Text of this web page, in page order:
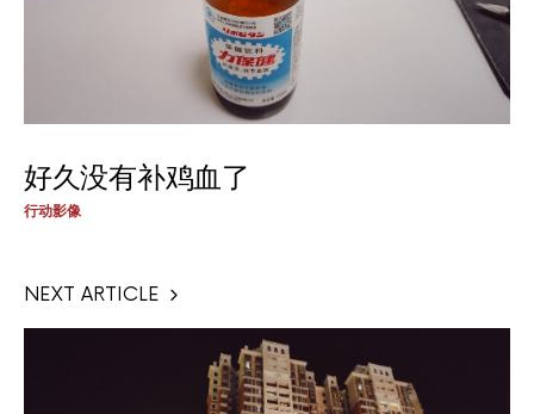
好久没有补鸡血了
行动影像
NEXT ARTICLE